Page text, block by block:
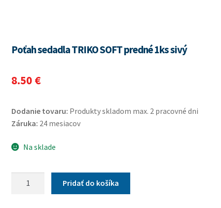
Poťah sedadla TRIKO SOFT predné 1ks sivý
8.50 €
Dodanie tovaru: Produkty skladom max. 2 pracovné dni
Záruka: 24 mesiacov
Na sklade
Pridať do košíka